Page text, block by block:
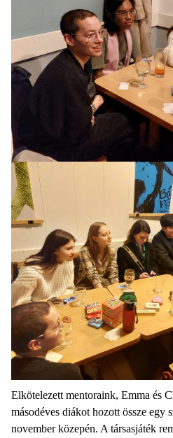
Elkötelezett mentoraink, Emma és
másodéves diákot hozott össze egy
november közepén. A társasjáték